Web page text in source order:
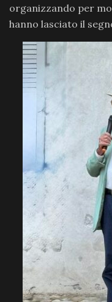
organizzando per
hanno lasciato il